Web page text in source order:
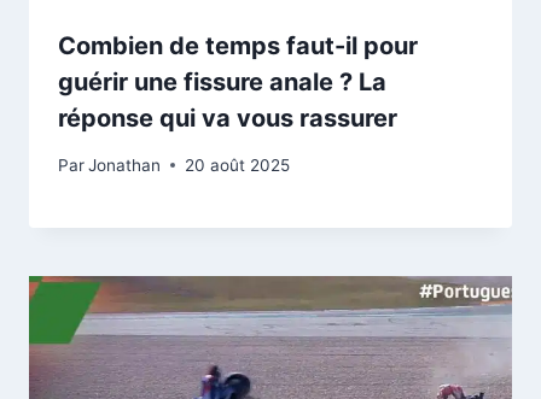
Combien de temps faut-il pour
guérir une fissure anale ? La
réponse qui va vous rassurer
ParJonathan 20 août 2025